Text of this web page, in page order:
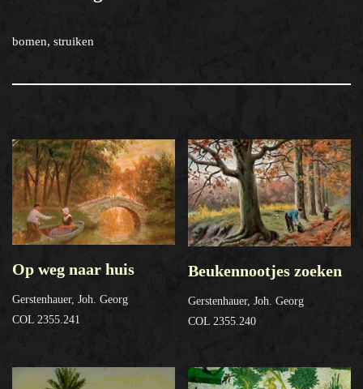
bomen, struiken
Op weg naar huis
Gerstenhauer, Joh. Georg
COL 2355.241
Beukennootjes zoeken
Gerstenhauer, Joh. Georg
COL 2355.240